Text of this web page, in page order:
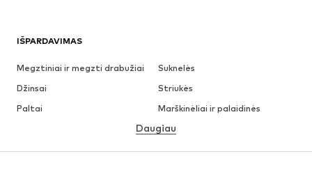
IŠPARDAVIMAS
Megztiniai ir megzti drabužiai
Suknelės
Džinsai
Striukės
Paltai
Marškinėliai ir palaidinės
Apatiniai
Sijonai
Palaidinės ir tunikos
Daugiau